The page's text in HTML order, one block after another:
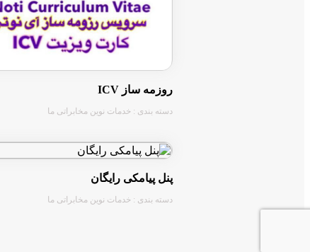
روزمه ساز ICV
دسته بندی : خدمات نوین مخابراتی ما
پنل پیامکی رایگان
دسته بندی : خدمات نوین مخابراتی ما